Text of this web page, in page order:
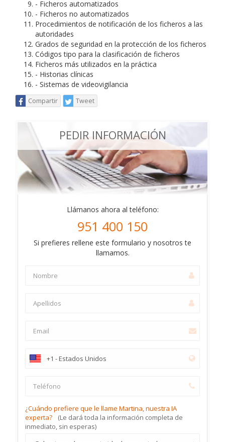
- Ficheros automatizados
- Ficheros no automatizados
Procedimientos de notificación de los ficheros a las
autoridades
Grados de seguridad en la protección de los ficheros
Códigos tipo para la clasificación de ficheros
Ficheros más utilizados en la práctica
- Historias clínicas
- Sistemas de videovigilancia
Compartir Tweet
PEDIR INFORMACIÓN
Llámanos ahora al teléfono:
951 400 150
Si prefieres rellene este formulario y nosotros te
llamamos.
¿Cuándo prefiere que le llame Martina, nuestra IA
experta?
(Le dará toda la información completa de
inmediato, sin esperas)